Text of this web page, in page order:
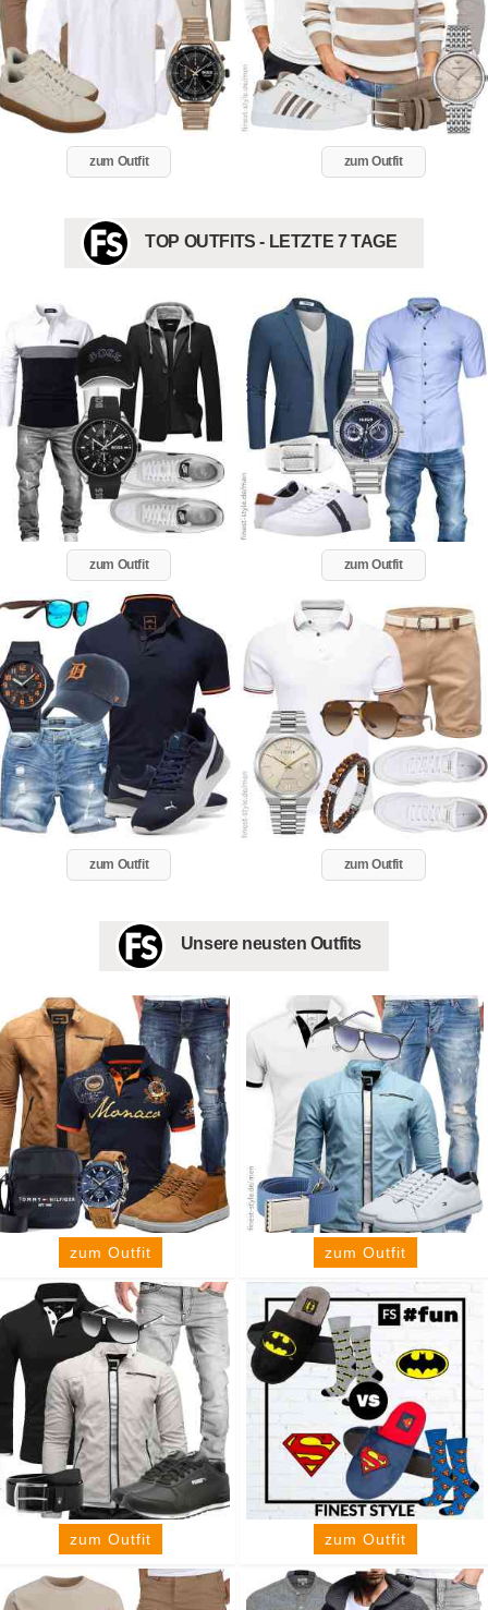
zum Outfit zum Outfit
TOP OUTFITS - LETZTE 7 TAGE
zum Outfit zum Outfit
zum Outfit zum Outfit
Unsere neusten Outfits
zum Outfit zum Outfit
zum Outfit zum Outfit